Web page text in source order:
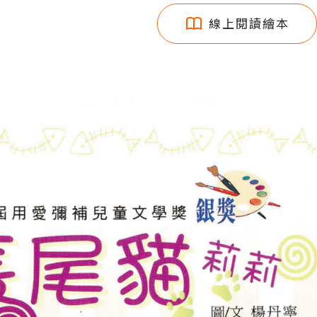
線上閱讀繪本